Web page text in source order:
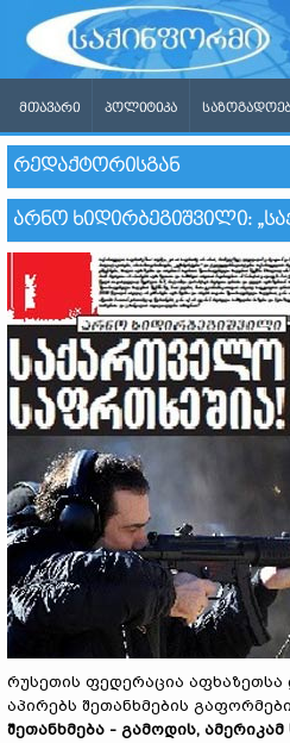
ᲛᲗᲐᲕᲐᲠᲘ ᲞᲝᲚᲘᲢᲘᲙᲐ
ᲠᲔᲓᲐᲥᲢᲝᲠᲘᲡᲒᲐᲜ
ᲐᲠᲜᲝ ᲮᲘᲓᲘᲠᲑᲔᲒᲘᲨᲕᲘᲚᲘ:
რუსეთის ფედერაცია
აპირებს შეთანხმების
შეთანხმება - გამოდის,